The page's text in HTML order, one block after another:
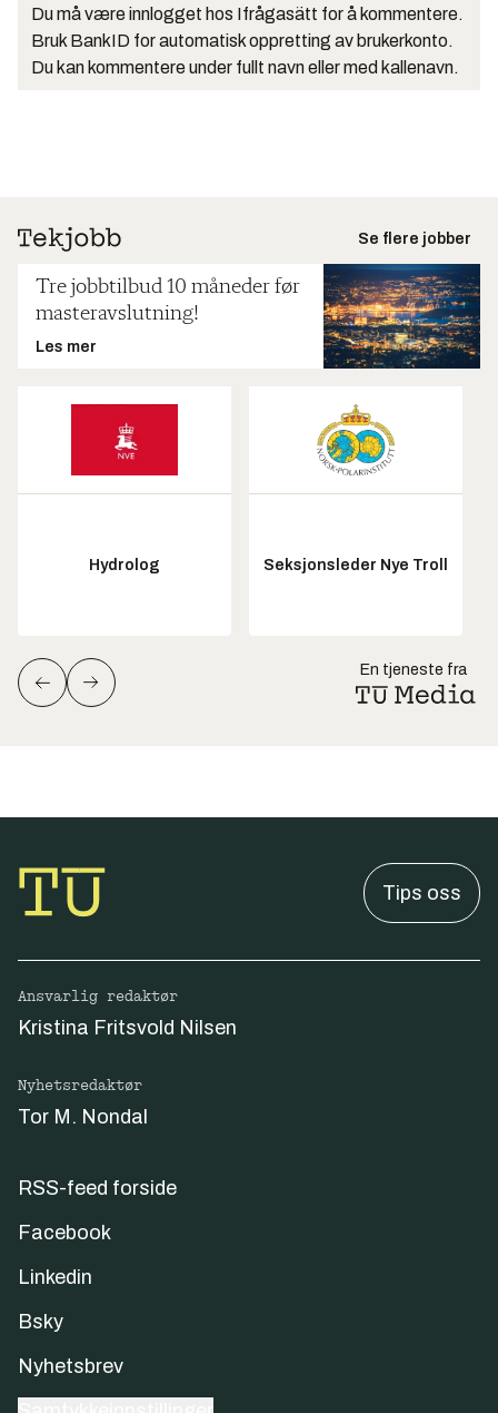
Du må være innlogget hos Ifrågasätt for å kommentere.
Bruk BankID for automatisk oppretting av brukerkonto.
Du kan kommentere under fullt navn eller med kallenavn.
Se flere jobber
Tre jobbtilbud 10 måneder før
masteravslutning!
Les mer
Hydrolog Seksjonsleder Nye Troll
En tjeneste fra
Tips oss
Ansvarlig redaktør
Kristina Fritsvold Nilsen
Nyhetsredaktør
Tor M. Nondal
RSS-feed forside
Facebook
Linkedin
Bsky
Nyhetsbrev